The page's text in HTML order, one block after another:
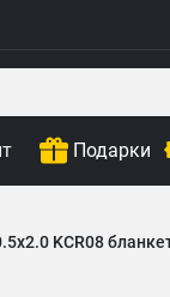
Подарки
KCR08